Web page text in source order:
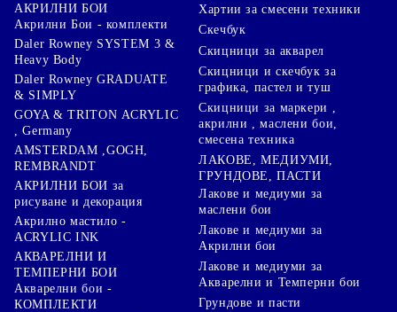
АКРИЛНИ БОИ
Акрилни Бои - комплекти
Daler Rowney SYSTEM 3 &
Heavy Body
Daler Rowney GRADUATE
& SIMPLY
GOYA & TRITON АCRYLIC
, Germany
AMSTERDAM ,GOGH,
REMBRANDT
АКРИЛНИ БОИ за
рисуване и декорация
Акрилно мастило -
ACRYLIC INK
АКВАРЕЛНИ И
ТЕМПЕРНИ БОИ
Акварелни бои -
КОМПЛЕКТИ
Хартии за смесени техники
Скечбук
Скицници за акварел
Скицници и скечбук за
графика, пастел и туш
Скицници за маркери ,
акрилни , маслени бои,
смесена техника
ЛАКОВЕ, МЕДИУМИ,
ГРУНДОВЕ, ПАСТИ
Лакове и медиуми за
маслени бои
Лакове и медиуми за
Акрилни бои
Лакове и медиуми за
Акварелни и Темперни бои
Грундове и пасти